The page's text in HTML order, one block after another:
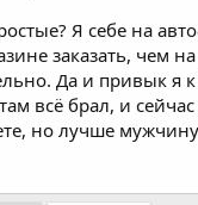
Я себе на
заказать, чем
Да и привык я
всё брал, и сейчас
но лучше